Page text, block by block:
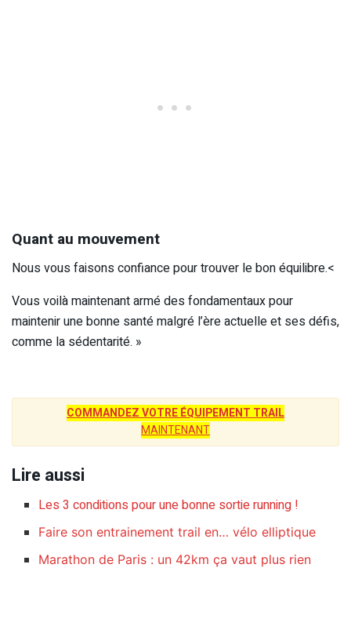
Quant au mouvement
Nous vous faisons confiance pour trouver le bon équilibre.<
Vous voilà maintenant armé des fondamentaux pour
maintenir une bonne santé malgré l’ère actuelle et ses défis,
comme la sédentarité. »
COMMANDEZ VOTRE ÉQUIPEMENT TRAIL
MAINTENANT
Lire aussi
Les 3 conditions pour une bonne sortie running !
Faire son entrainement trail en… vélo elliptique
Marathon de Paris : un 42km ça vaut plus rien